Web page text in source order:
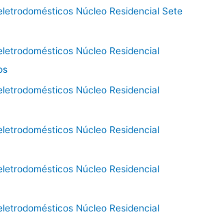
Núcleo Residencial Sete
Núcleo Residencial
Núcleo Residencial
Núcleo Residencial
Núcleo Residencial
Núcleo Residencial